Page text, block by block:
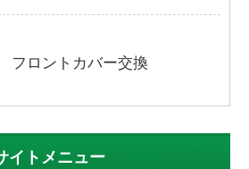
ロントカバー交換
イトメニュー